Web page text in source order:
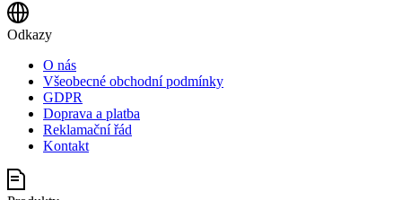
Odkazy
O nás
Všeobecné obchodní podmínky
GDPR
Doprava a platba
Reklamační řád
Kontakt